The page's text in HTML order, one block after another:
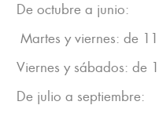
De octubre a junio:
Martes y viernes: de
Viernes y sábados: de
De julio a septiembre: